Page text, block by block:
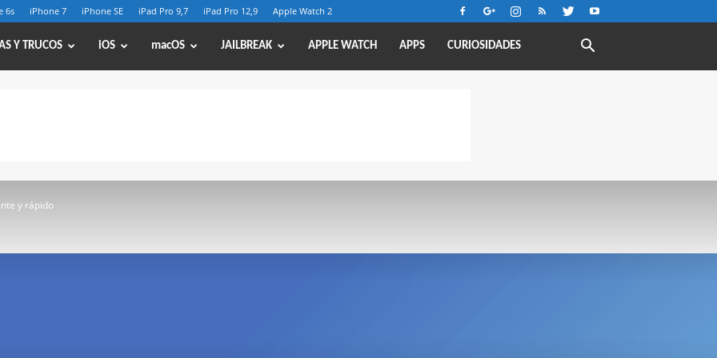
6s iPhone 7 iPhone SE iPad Pro 9,7 iPad Pro 12,9 Apple Watch 2
Y TRUCOS iOS macOS JAILBREAK APPLE WATCH APPS CURIOSIDADES
y rápido